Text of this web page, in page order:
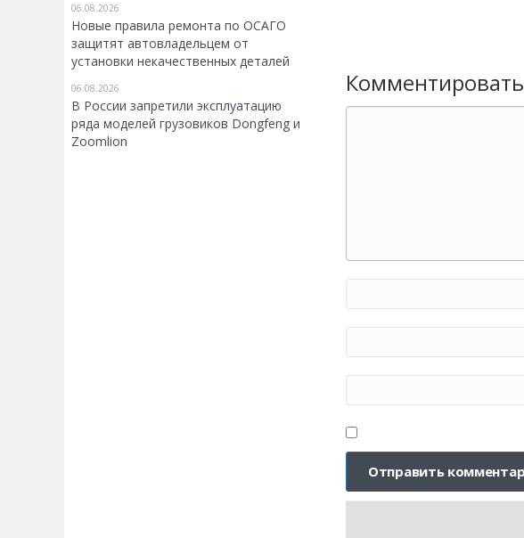
06.08.2026
Новые правила ремонта по ОСАГО
защитят автовладельцем от
установки некачественных деталей
06.08.2026
В России запретили эксплуатацию
ряда моделей грузовиков Dongfeng и
Zoomlion
Комментировать